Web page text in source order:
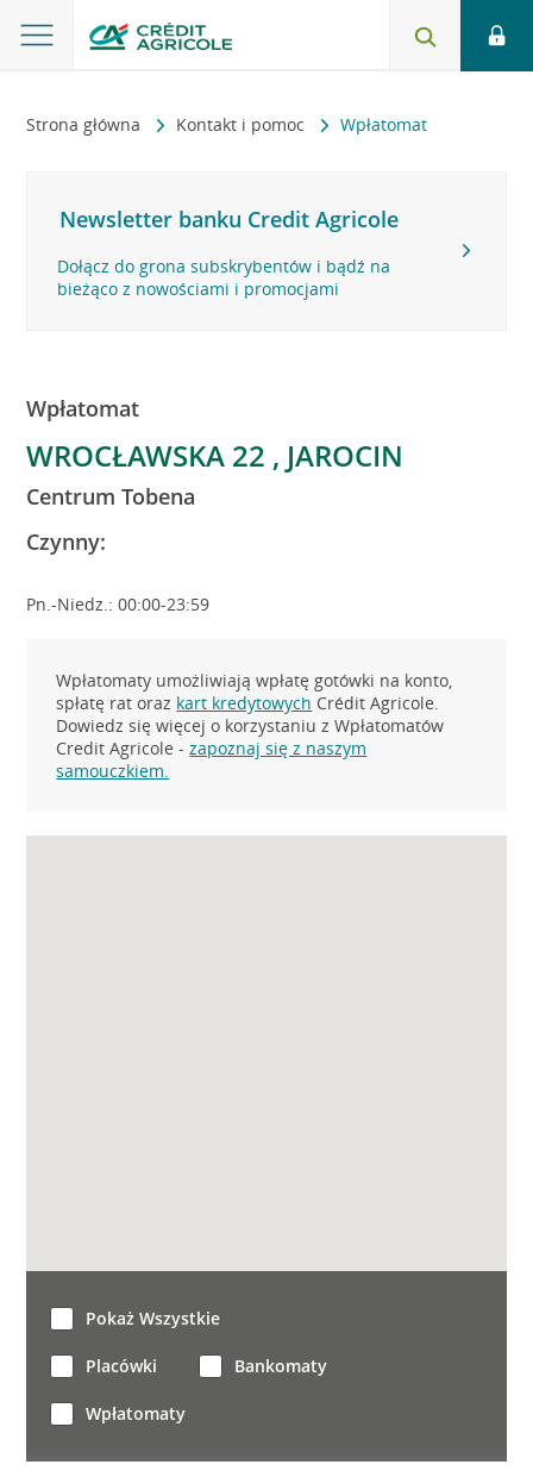
Strona główna Kontakt i pomoc Wpłatomat
Newsletter banku Credit Agricole
Dołącz do grona subskrybentów i bądź na
bieżąco z nowościami i promocjami
Wpłatomat
WROCŁAWSKA 22 , JAROCIN
Centrum Tobena
Czynny:
Pn.-Niedz.: 00:00-23:59
Wpłatomaty umożliwiają wpłatę gotówki na konto,
spłatę rat oraz kart kredytowych Crédit Agricole.
Dowiedz się więcej o korzystaniu z Wpłatomatów
Credit Agricole -zapoznaj się z naszym
samouczkiem.
Pokaż Wszystkie
Placówki Bankomaty
Wpłatomaty